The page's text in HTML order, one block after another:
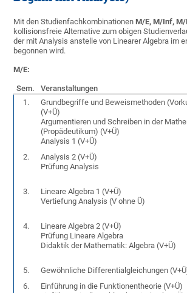
Mit den StudienfachkombinationenM/E, M/Inf,
kollisionsfreie Alternative zum obigen
der mit Analysis anstelle von Linearer Algebra im
begonnen wird.
M/E:
Sem. Veranstaltungen
1.
Grundbegriffe und Beweismethoden
(V+Ü)
Argumentieren und Schreiben in der
(Propädeutikum) (V+Ü)
Analysis 1 (V+Ü)
2.
Analysis 2 (V+Ü)
Prüfung Analysis
3.
Lineare Algebra 1 (V+Ü)
Vertiefung Analysis (V ohne Ü)
4.
Lineare Algebra 2 (V+Ü)
Prüfung Lineare Algebra
Didaktik der Mathematik: Algebra (V+Ü)
5. Gewöhnliche Differentialgleichungen
6.
Einführung in die Funktionentheorie (V+Ü)